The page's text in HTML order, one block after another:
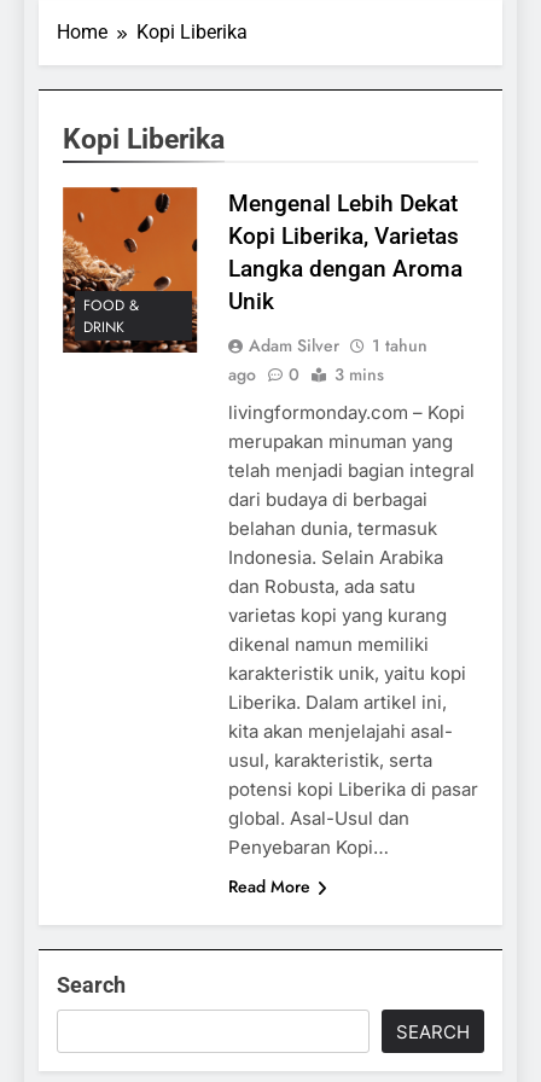
Home Kopi Liberika
Kopi Liberika
FOOD &
DRINK
Mengenal Lebih Dekat
Kopi Liberika, Varietas
Langka dengan Aroma
Unik
Adam Silver
1 tahun
ago
0 3 mins
livingformonday.com – Kopi
merupakan minuman yang
telah menjadi bagian integral
dari budaya di berbagai
belahan dunia, termasuk
Indonesia. Selain Arabika
dan Robusta, ada satu
varietas kopi yang kurang
dikenal namun memiliki
karakteristik unik, yaitu kopi
Liberika. Dalam artikel ini,
kita akan menjelajahi asal-
usul, karakteristik, serta
potensi kopi Liberika di pasar
global.​ Asal-Usul dan
Penyebaran Kopi…
Read More
Search
SEARCH